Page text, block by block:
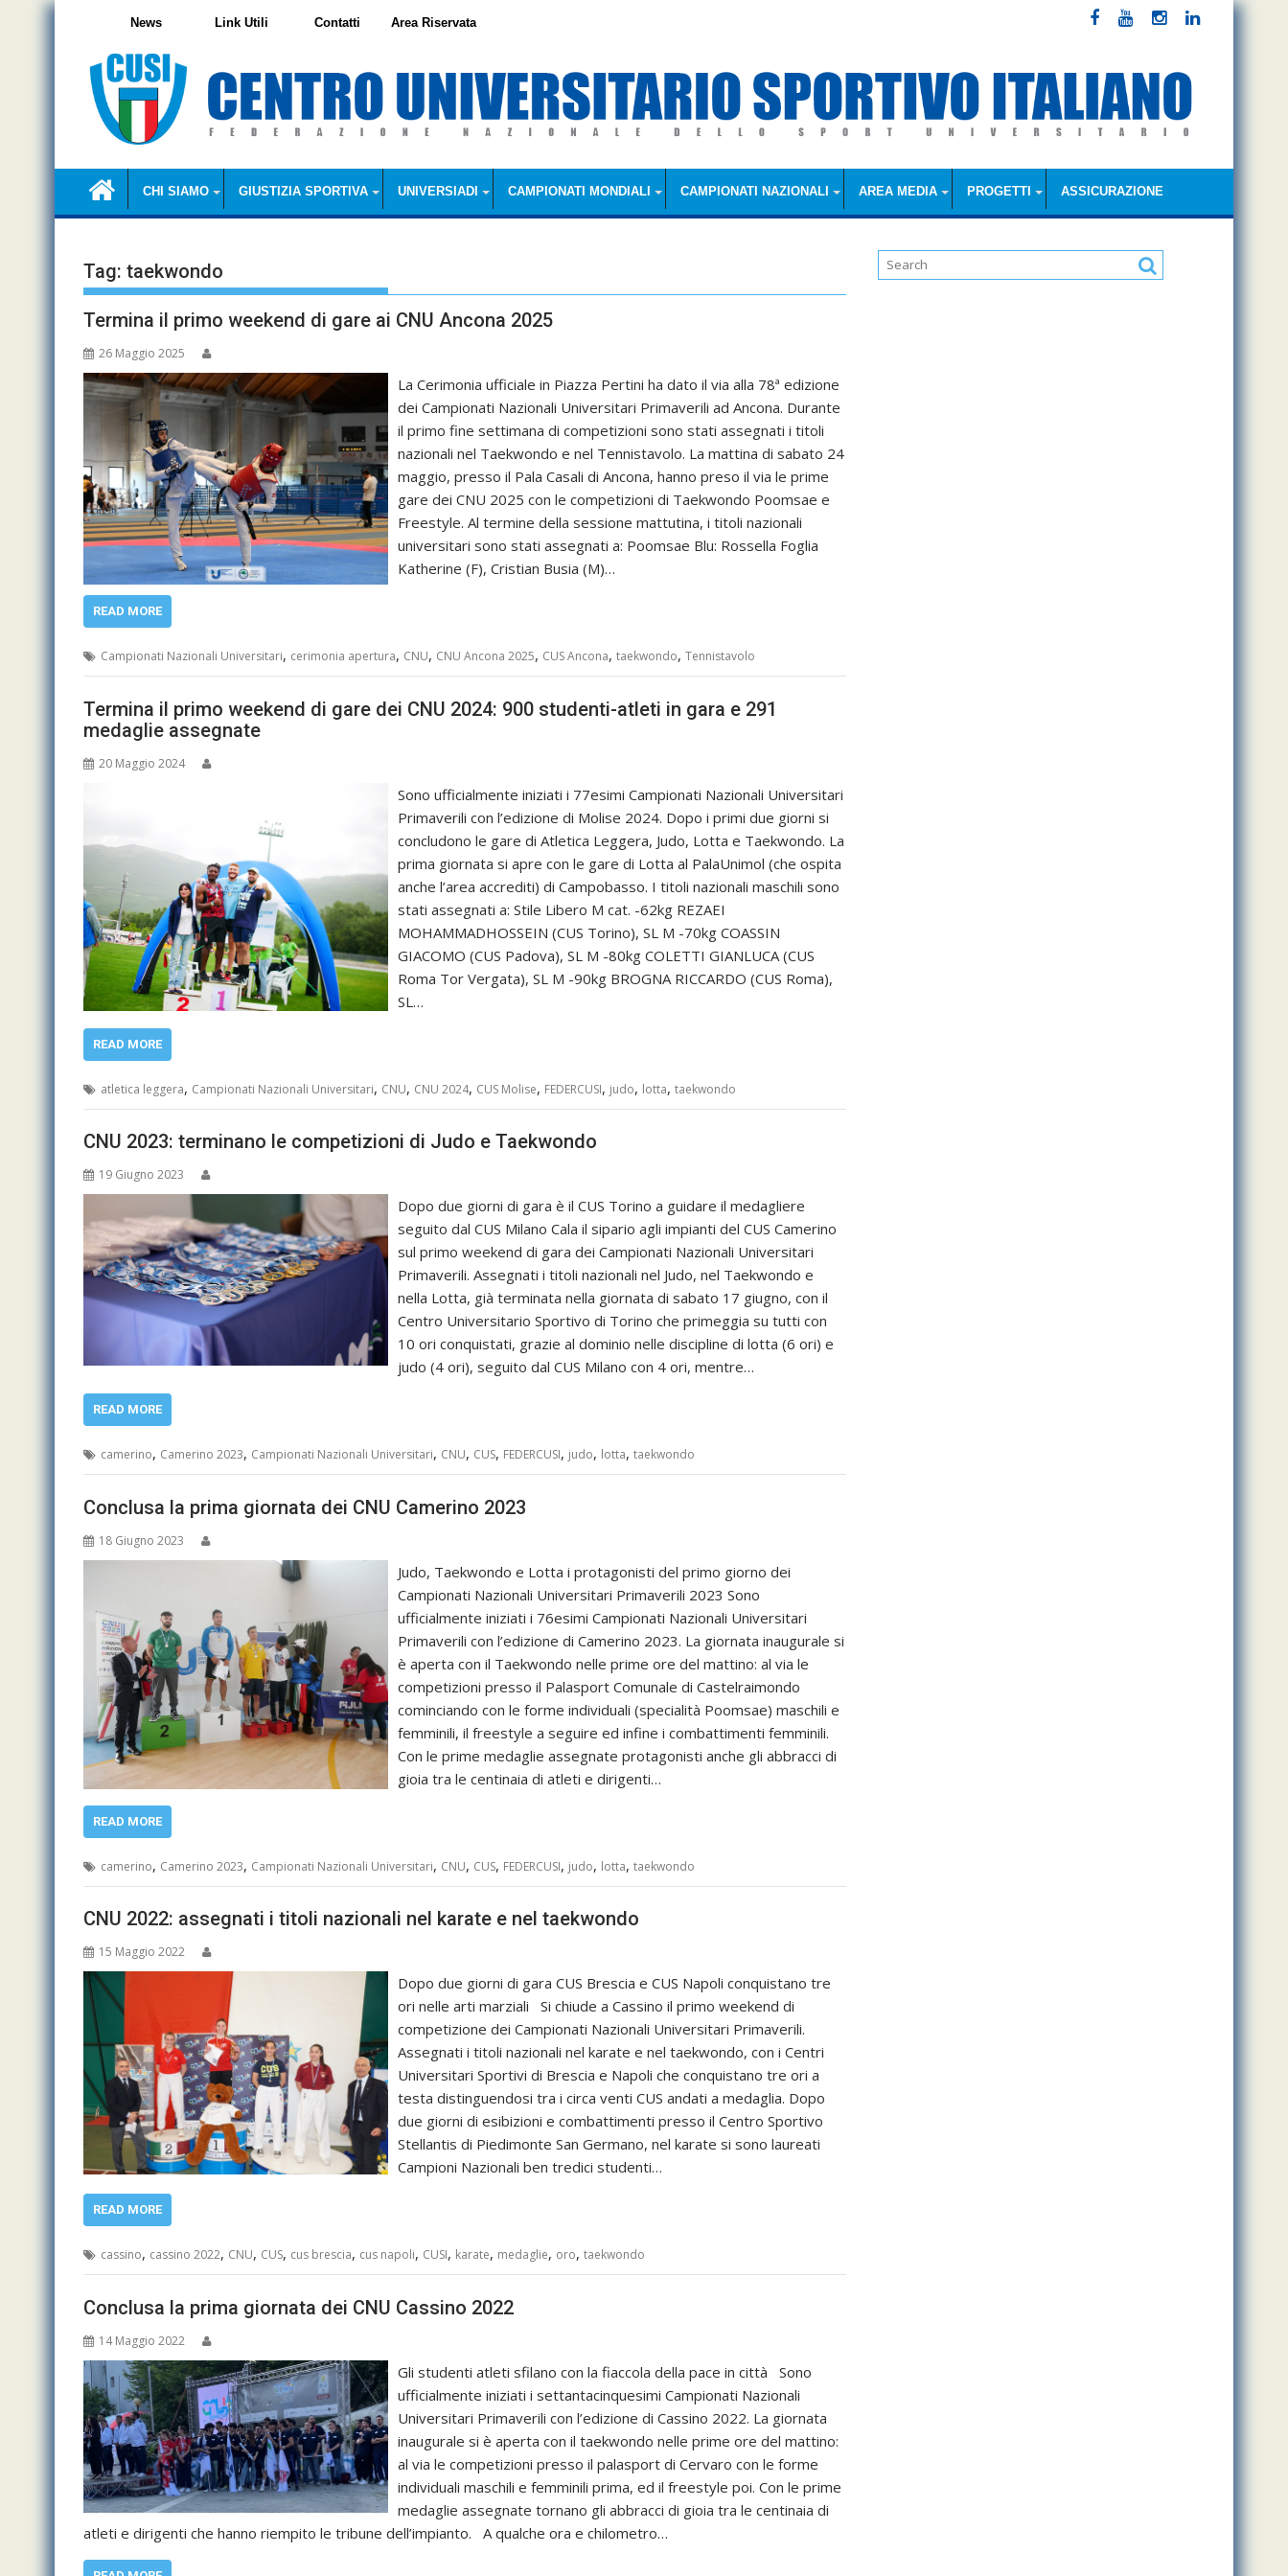
Skip
CHI SIAMO GIUSTIZIA SPORTIVA UNIVERSIADI CAMPIONATI MONDIALI CAMPIONATI NAZIONALI AREA MEDIA PROGETTI ASSICURAZIONE
News Link Utili Contatti Area Riservata
Tag: taekwondo
Termina il primo weekend di gare ai CNU Ancona 2025
26 Maggio 2025
La Cerimonia ufficiale in Piazza Pertini ha dato il via alla 78ª edizione
dei Campionati Nazionali Universitari Primaverili ad Ancona. Durante
il primo fine settimana di competizioni sono stati assegnati i titoli
nazionali nel Taekwondo e nel Tennistavolo. La mattina di sabato 24
maggio, presso il Pala Casali di Ancona, hanno preso il via le prime
gare dei CNU 2025 con le competizioni di Taekwondo Poomsae e
Freestyle. Al termine della sessione mattutina, i titoli nazionali
universitari sono stati assegnati a: Poomsae Blu: Rossella Foglia
Katherine (F), Cristian Busia (M)…
READ MORE
Campionati Nazionali Universitari, cerimonia apertura, CNU, CNU Ancona 2025, CUS Ancona, taekwondo, Tennistavolo
Termina il primo weekend di gare dei CNU 2024: 900 studenti-atleti in gara e 291
medaglie assegnate
20 Maggio 2024
Sono ufficialmente iniziati i 77esimi Campionati Nazionali Universitari
Primaverili con l’edizione di Molise 2024. Dopo i primi due giorni si
concludono le gare di Atletica Leggera, Judo, Lotta e Taekwondo. La
prima giornata si apre con le gare di Lotta al PalaUnimol (che ospita
anche l’area accrediti) di Campobasso. I titoli nazionali maschili sono
stati assegnati a: Stile Libero M cat. -62kg REZAEI
MOHAMMADHOSSEIN (CUS Torino), SL M -70kg COASSIN
GIACOMO (CUS Padova), SL M -80kg COLETTI GIANLUCA (CUS
Roma Tor Vergata), SL M -90kg BROGNA RICCARDO (CUS Roma),
SL…
READ MORE
atletica leggera, Campionati Nazionali Universitari, CNU, CNU 2024, CUS Molise, FEDERCUSI, judo, lotta, taekwondo
CNU 2023: terminano le competizioni di Judo e Taekwondo
19 Giugno 2023
Dopo due giorni di gara è il CUS Torino a guidare il medagliere
seguito dal CUS Milano Cala il sipario agli impianti del CUS Camerino
sul primo weekend di gara dei Campionati Nazionali Universitari
Primaverili. Assegnati i titoli nazionali nel Judo, nel Taekwondo e
nella Lotta, già terminata nella giornata di sabato 17 giugno, con il
Centro Universitario Sportivo di Torino che primeggia su tutti con
10 ori conquistati, grazie al dominio nelle discipline di lotta (6 ori) e
judo (4 ori), seguito dal CUS Milano con 4 ori, mentre…
READ MORE
camerino, Camerino 2023, Campionati Nazionali Universitari, CNU, CUS, FEDERCUSI, judo, lotta, taekwondo
Conclusa la prima giornata dei CNU Camerino 2023
18 Giugno 2023
Judo, Taekwondo e Lotta i protagonisti del primo giorno dei
Campionati Nazionali Universitari Primaverili 2023 Sono
ufficialmente iniziati i 76esimi Campionati Nazionali Universitari
Primaverili con l’edizione di Camerino 2023. La giornata inaugurale si
è aperta con il Taekwondo nelle prime ore del mattino: al via le
competizioni presso il Palasport Comunale di Castelraimondo
cominciando con le forme individuali (specialità Poomsae) maschili e
femminili, il freestyle a seguire ed infine i combattimenti femminili.
Con le prime medaglie assegnate protagonisti anche gli abbracci di
gioia tra le centinaia di atleti e dirigenti…
READ MORE
camerino, Camerino 2023, Campionati Nazionali Universitari, CNU, CUS, FEDERCUSI, judo, lotta, taekwondo
CNU 2022: assegnati i titoli nazionali nel karate e nel taekwondo
15 Maggio 2022
Dopo due giorni di gara CUS Brescia e CUS Napoli conquistano tre
ori nelle arti marziali Si chiude a Cassino il primo weekend di
competizione dei Campionati Nazionali Universitari Primaverili.
Assegnati i titoli nazionali nel karate e nel taekwondo, con i Centri
Universitari Sportivi di Brescia e Napoli che conquistano tre ori a
testa distinguendosi tra i circa venti CUS andati a medaglia. Dopo
due giorni di esibizioni e combattimenti presso il Centro Sportivo
Stellantis di Piedimonte San Germano, nel karate si sono laureati
Campioni Nazionali ben tredici studenti…
READ MORE
cassino, cassino 2022, CNU, CUS, cus brescia, cus napoli, CUSI, karate, medaglie, oro, taekwondo
Conclusa la prima giornata dei CNU Cassino 2022
14 Maggio 2022
Gli studenti atleti sfilano con la fiaccola della pace in città Sono
ufficialmente iniziati i settantacinquesimi Campionati Nazionali
Universitari Primaverili con l’edizione di Cassino 2022. La giornata
inaugurale si è aperta con il taekwondo nelle prime ore del mattino:
al via le competizioni presso il palasport di Cervaro con le forme
individuali maschili e femminili prima, ed il freestyle poi. Con le prime
medaglie assegnate tornano gli abbracci di gioia tra le centinaia di
atleti e dirigenti che hanno riempito le tribune dell’impianto. A qualche ora e chilometro…